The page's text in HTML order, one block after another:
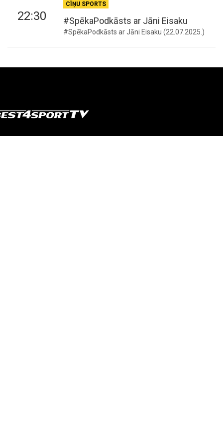
22:30
CĪŅU SPORTS
#SpēkaPodkāsts ar Jāni Eisaku
#SpēkaPodkāsts ar Jāni Eisaku (22.07.2025.)